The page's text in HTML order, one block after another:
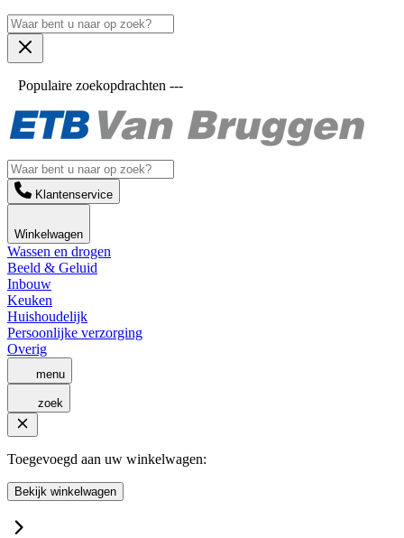
Populaire zoekopdrachten ---
Klantenservice
Winkelwagen
Wassen en drogen
Beeld & Geluid
Inbouw
Keuken
Huishoudelijk
Persoonlijke verzorging
Overig
menu
zoek
Toegevoegd aan uw winkelwagen:
Bekijk winkelwagen